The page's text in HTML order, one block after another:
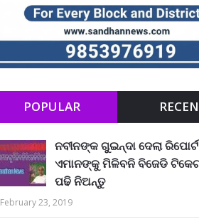
POPULAR
ନବୀନଙ୍କ ଗୁଇନ୍ଦା ଦେଲା ରିପୋର୍ଟ
ଏମାନଙ୍କୁ ମିଳିବନି ବିଜେଡି
ପଢି ନିଅନ୍ତୁ
February 23, 2019